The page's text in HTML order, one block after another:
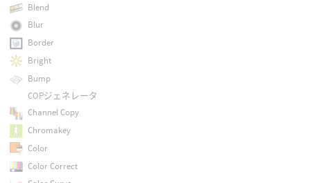
Blend
Blur
Border
Bright
Bump
COPジェネレータ
Channel Copy
Chromakey
Color
Color Correct